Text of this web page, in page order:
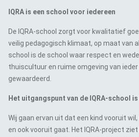
IQRA is een school voor iedereen
De IQRA-school zorgt voor kwalitatief
veilig pedagogisch klimaat, op maat van
school is de school waar respect en
thuiscultuur en ruime omgeving van
gewaardeerd.
Het uitgangspunt van de IQRA-school
Wij gaan ervan uit dat een kind vooruit
en ook vooruit gaat. Het IQRA-project